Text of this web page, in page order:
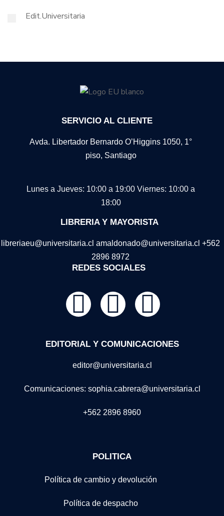
Edit.Universitaria
SERVICIO AL CLIENTE
Avda. Libertador Bernardo O’Higgins 1050, 1°
piso, Santiago
Lunes a Jueves: 10:00 a 19:00 Viernes: 10:00 a
18:00
LIBRERIA Y MAYORISTA
libreriaeu@universitaria.cl amaldonado@universitaria.cl +562
2896 8972
REDES SOCIALES
EDITORIAL Y COMUNICACIONES
editor@universitaria.cl
Comunicaciones: sophia.cabrera@universitaria.cl
+562 2896 8960
POLITICA
Política de cambio y devolución
Política de despacho